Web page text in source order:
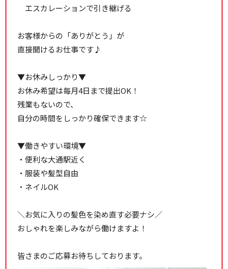
エスカレーションで引き継げる
お客様からの「ありがとう」が
直接聞けるお仕事です♪
▼お休みしっかり▼
お休み希望は毎月4日まで提出OK！
残業もないので、
自分の時間をしっかり確保できます☆
▼働きやすい環境▼
・便利な大通駅近く
・服装や髪型自由
・ネイルOK
＼お気に入りの髪色を染め直す必要ナシ／
おしゃれを楽しみながら働けますよ！
皆さまのご応募お待ちしております。